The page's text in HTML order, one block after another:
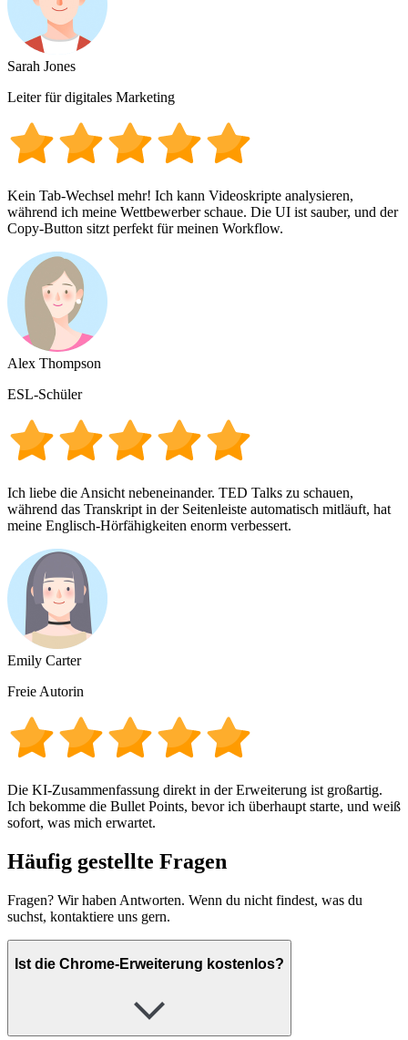
Sarah Jones
Leiter für digitales Marketing
Kein Tab-Wechsel mehr! Ich kann Videoskripte analysieren,
während ich meine Wettbewerber schaue. Die UI ist sauber, und der
Copy-Button sitzt perfekt für meinen Workflow.
Alex Thompson
ESL-Schüler
Ich liebe die Ansicht nebeneinander. TED Talks zu schauen,
während das Transkript in der Seitenleiste automatisch mitläuft, hat
meine Englisch-Hörfähigkeiten enorm verbessert.
Emily Carter
Freie Autorin
Die KI-Zusammenfassung direkt in der Erweiterung ist großartig.
Ich bekomme die Bullet Points, bevor ich überhaupt starte, und weiß
sofort, was mich erwartet.
Häufig gestellte Fragen
Fragen? Wir haben Antworten. Wenn du nicht findest, was du
suchst, kontaktiere uns gern.
Ist die Chrome-Erweiterung kostenlos?